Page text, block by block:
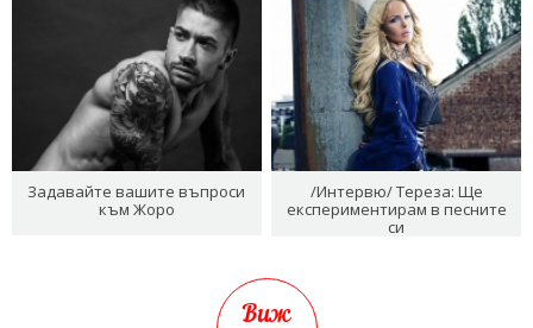
Задавайте вашите въпроси
към Жоро
/Интервю/ Тереза: Ще
експериментирам в песните
си
Виж